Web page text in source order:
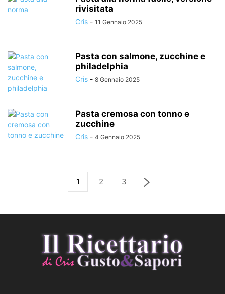
rivisitata
Cris - 11 Gennaio 2025
Pasta con salmone, zucchine e
philadelphia
Cris - 8 Gennaio 2025
Pasta cremosa con tonno e
zucchine
Cris - 4 Gennaio 2025
1 2 3